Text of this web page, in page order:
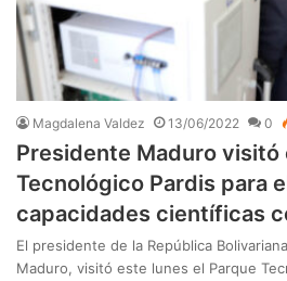
Magdalena Valdez 13/06/2022 0
Presidente Maduro visitó
Tecnológico Pardis para
capacidades científicas
El presidente de la República
Maduro, visitó este lunes el Parque